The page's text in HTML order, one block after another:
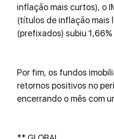
inflação mais curtos), o
(títulos de inflação mais
(prefixados) subiu
Por fim, os fundos
retornos positivos no
encerrando o mês com